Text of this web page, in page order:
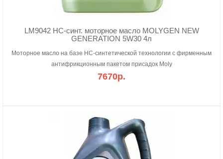
LM9042 HC-синт. моторное масло MOLYGEN NEW
GENERATION 5W30 4л
Моторное масло на базе HC-синтетической технологии с фирменным
антифрикционным пакетом присадок Moly
7670р.